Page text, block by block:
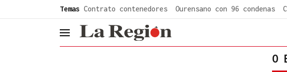
Temas Contrato contenedores Ourensano con 96 condenas
header.menu.open
O